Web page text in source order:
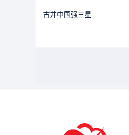
古井中国强三星